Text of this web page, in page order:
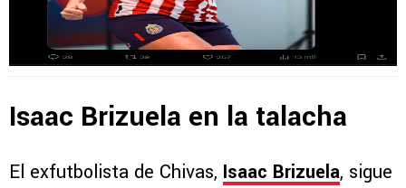
Isaac Brizuela en la talacha
El exfutbolista de Chivas, Isaac Brizuela, sigue